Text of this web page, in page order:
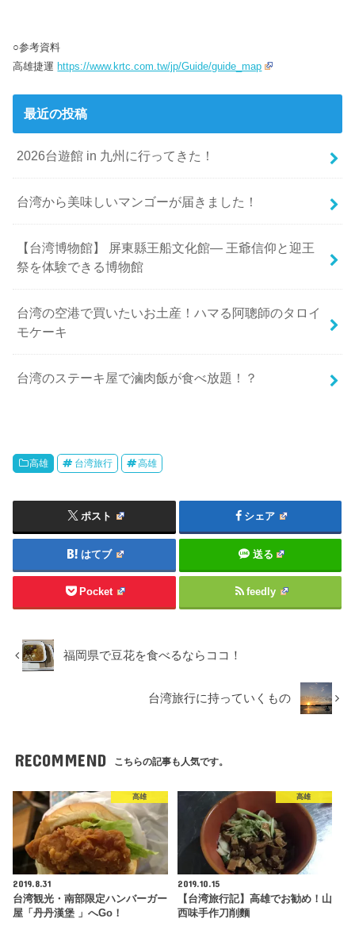
○参考資料
高雄捷運 https://www.krtc.com.tw/jp/Guide/guide_map
最近の投稿
2026台遊館 in 九州に行ってきた！
台湾から美味しいマンゴーが届きました！
【台湾博物館】 屏東縣王船文化館— 王爺信仰と迎王
祭を体験できる博物館
台湾の空港で買いたいお土産！ハマる阿聰師のタロイ
モケーキ
台湾のステーキ屋で滷肉飯が食べ放題！？
高雄 台湾旅行 高雄
ポスト シェア
はてブ 送る
Pocket feedly
福岡県で豆花を食べるならココ！
台湾旅行に持っていくもの
RECOMMEND こちらの記事も人気です。
高雄
2019.8.31
台湾観光・南部限定ハンバーガー
屋「丹丹漢堡 」へGo！
高雄
2019.10.15
【台湾旅行記】高雄でお勧め！山
西味手作刀削麵